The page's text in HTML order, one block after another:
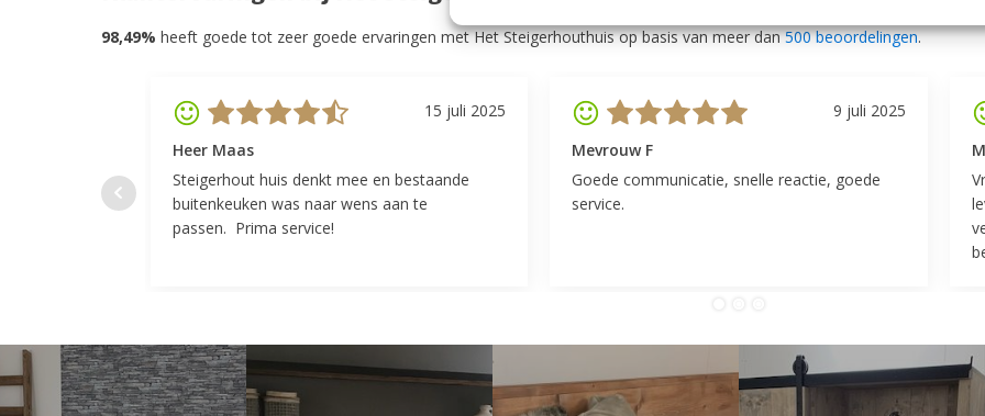
98,49% heeft goede tot zeer goede ervaringen met Het Steigerhouthuis op basis van meer dan500 beoordelingen.
15 juli 2025
Heer Maas
Steigerhout huis denkt mee en bestaande
buitenkeuken was naar wens aan te
passen. Prima service!
9 juli 2025
Mevrouw F
Goede communicatie, snelle reactie, goede
service.